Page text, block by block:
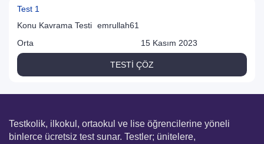
Test 1
Konu Kavrama Testi emrullah61
Orta
15 Kasım 2023
TESTİ ÇÖZ
Testkolik, ilkokul, ortaokul ve lise öğrencilerine yöneli
binlerce ücretsiz test sunar. Testler; ünitelere,